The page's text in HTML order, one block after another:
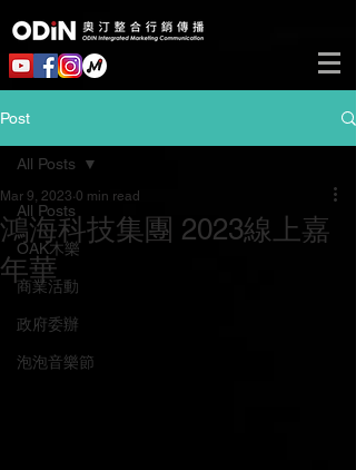
Post
All Posts
OAK木樂
商業活動
政府委辦
泡泡音樂節
All Posts
鴻海科技集團 2023線上嘉
年華
Mar 9, 2023 0 min read